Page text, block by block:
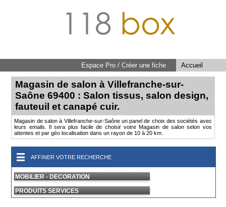
118 box
Accueil
Espace Pro / Créer une fiche
Magasin de salon à Villefranche-sur-
Saône 69400 : Salon tissus, salon design,
fauteuil et canapé cuir.
Magasin de salon à Villefranche-sur-Saône un panel de choix des sociétés avec
leurs emails. Il sera plus facile de choisir votre Magasin de salon selon vos
attentes et par géo localisation dans un rayon de 10 à 20 km.
AFFINER VOTRE RECHERCHE
MOBILIER - DECORATION
PRODUITS SERVICES